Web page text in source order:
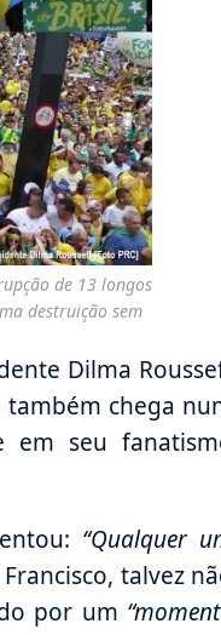
de 13 longos
destruição sem
Dilma
também chega
em seu
“Qualquer
talvez
por um